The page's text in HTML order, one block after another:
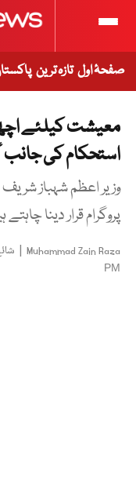
صفحۂ اول تازہ ترین
معیشت کیلئے
استحکام کی جانب
وزیر اعظم شہباز شریف
پروگرام قرار دینا چاہتے
Muhammad Zain Raza
|
PM